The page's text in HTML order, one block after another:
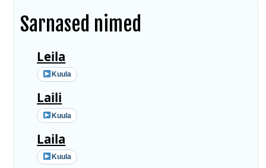
Sarnased nimed
Leila
Kuula
Laili
Kuula
Laila
Kuula